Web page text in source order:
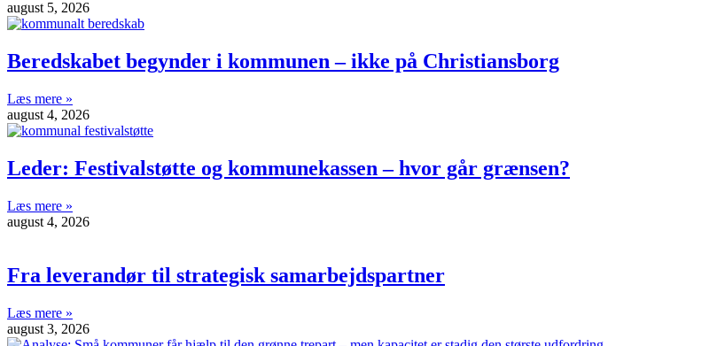
august 5, 2026
Beredskabet begynder i kommunen – ikke på Christiansborg
Læs mere »
august 4, 2026
Leder: Festivalstøtte og kommunekassen – hvor går grænsen?
Læs mere »
august 4, 2026
Fra leverandør til strategisk samarbejdspartner
Læs mere »
august 3, 2026